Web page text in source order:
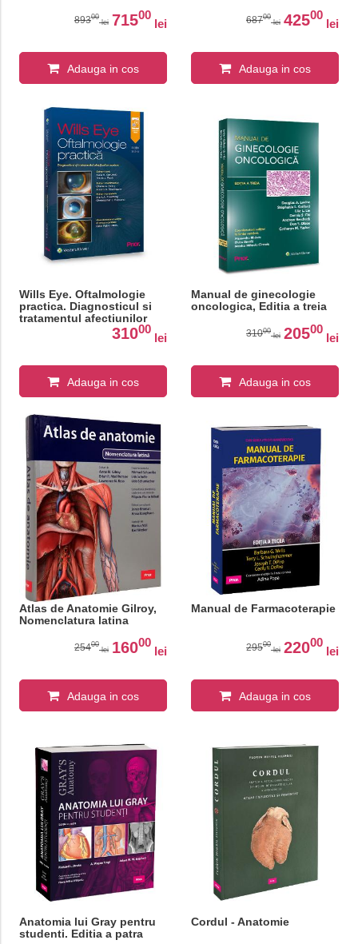
89300
lei 71500
lei
Adauga in cos
68700
lei 42500
lei
Adauga in cos
Wills Eye. Oftalmologie
practica. Diagnosticul si
tratamentul afectiunilor
31000
lei
Adauga in cos
Manual de ginecologie
oncologica, Editia a treia
31000
lei 20500
lei
Adauga in cos
Atlas de Anatomie Gilroy,
Nomenclatura latina
25400
lei 16000
lei
Adauga in cos
Manual de Farmacoterapie
29500
lei 22000
lei
Adauga in cos
Anatomia lui Gray pentru
studenti. Editia a patra
Cordul - Anatomie